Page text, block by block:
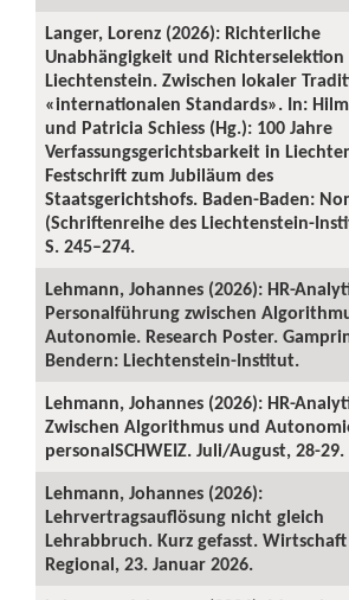
Langer, Lorenz (2026): Richterliche
Unabhängigkeit und Richterselektion
Liechtenstein. Zwischen lokaler
«internationalen Standards». In:
und Patricia Schiess (Hg.): 100 Jahre
Verfassungsgerichtsbarkeit in
Festschrift zum Jubiläum des
Staatsgerichtshofs. Baden-Baden:
(Schriftenreihe des Liechtenstein-
S. 245–274.
Lehmann, Johannes (2026): HR-
Personalführung zwischen
Autonomie. Research Poster.
Bendern: Liechtenstein-Institut.
Lehmann, Johannes (2026): HR-
Zwischen Algorithmus und
personalSCHWEIZ. Juli/August, 28-29.
Lehmann, Johannes (2026):
Lehrvertragsauflösung nicht gleich
Lehrabbruch. Kurz gefasst. Wirtschaft
Regional, 23. Januar 2026.